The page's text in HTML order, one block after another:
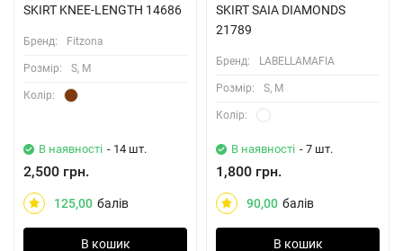
SKIRT KNEE-LENGTH 14686
Бренд: Fitzona
Розмiр: S, M
Колiр:
В наявності - 14 шт.
2,500 грн.
125,00 балів
В кошик
SKIRT SAIA DIAMONDS
21789
Бренд: LABELLAMAFIA
Розмiр: S, M
Колiр:
В наявності - 7 шт.
1,800 грн.
90,00 балів
В кошик